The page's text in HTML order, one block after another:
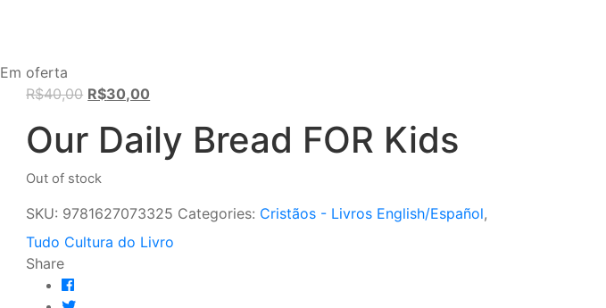
Em oferta
R$40,00 Original
was:
R$40,00.
R$30,00
is:
R$30,00.
Our Daily Bread FOR Kids
Out of stock
SKU: 9781627073325 Categories: Cristãos - Livros English/Español,
Tudo Cultura do Livro
Share